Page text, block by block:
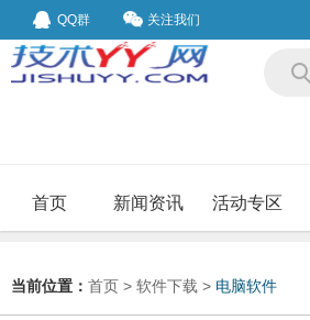
QQ群 关注我们
首页 新闻资讯 活动专区
当前位置： 首页 > 软件下载 > 电脑软件